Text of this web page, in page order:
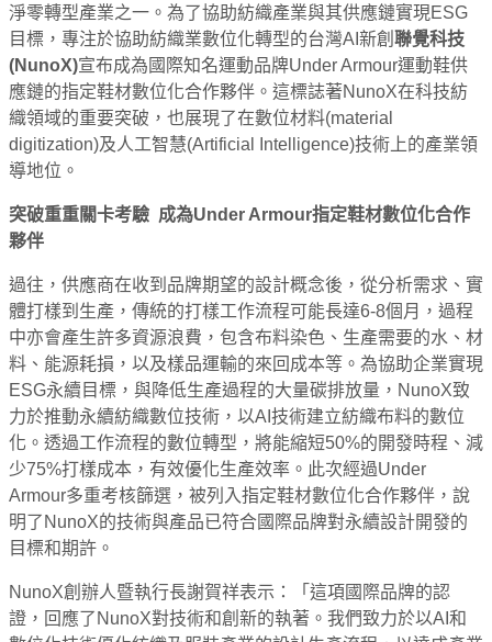
淨零轉型產業之一。為了協助紡織產業與其供應鏈實現ESG
目標，專注於協助紡織業數位化轉型的台灣AI新創 聯覺科技
(NunoX)宣布成為國際知名運動品牌Under Armour運動鞋供
應鏈的指定鞋材數位化合作夥伴。這標誌著NunoX在科技紡
織領域的重要突破，也展現了在數位材料(material
digitization)及人工智慧(Artificial Intelligence)技術上的產業領
導地位。
突破重重關卡考驗 成為Under Armour指定鞋材數位化合作
夥伴
過往，供應商在收到品牌期望的設計概念後，從分析需求、實
體打樣到生產，傳統的打樣工作流程可能長達6-8個月，過程
中亦會產生許多資源浪費，包含布料染色、生產需要的水、材
料、能源耗損，以及樣品運輸的來回成本等。為協助企業實現
ESG永續目標，與降低生產過程的大量碳排放量，NunoX致
力於推動永續紡織數位技術，以AI技術建立紡織布料的數位
化。透過工作流程的數位轉型，將能縮短50%的開發時程、減
少75%打樣成本，有效優化生產效率。此次經過Under
Armour多重考核篩選，被列入指定鞋材數位化合作夥伴，說
明了NunoX的技術與產品已符合國際品牌對永續設計開發的
目標和期許。
NunoX創辦人暨執行長謝賀祥表示：「這項國際品牌的認
證，回應了NunoX對技術和創新的執著。我們致力於以AI和